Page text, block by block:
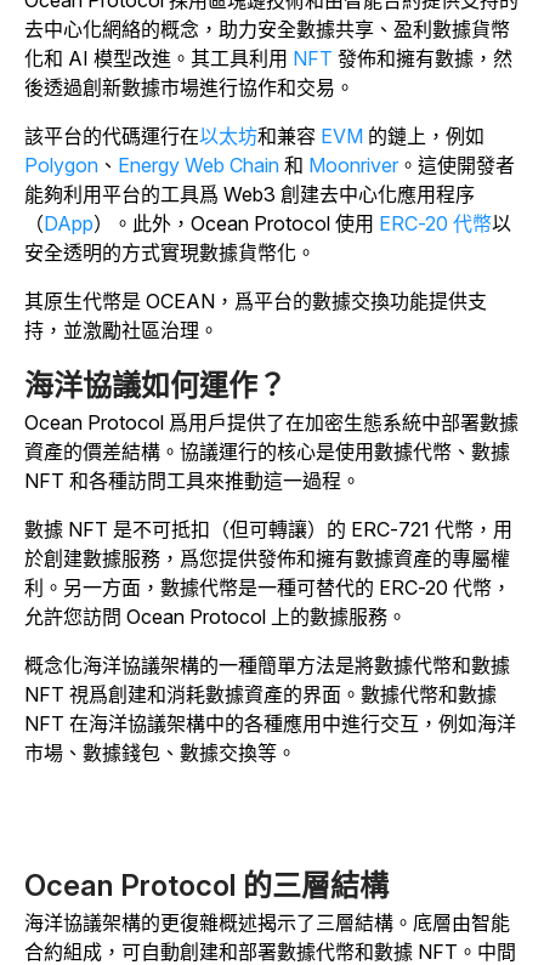
去中心化網絡的概念，助力安全數據共享、盈利數據貨幣
化和 AI 模型改進。 其工具利用 NFT 發佈和擁有數據，然
後透過創新數據市場進行協作和交易。
該平台的代碼運行在以太坊和兼容 EVM 的鏈上，例如
Polygon 、 Energy Web Chain 和 Moonriver 。這使開發者
能夠利用平台的工具爲 Web3 創建去中心化應用程序
（DApp）。此外，Ocean Protocol 使用 ERC-20 代幣以
安全透明的方式實現數據貨幣化。
其原生代幣是 OCEAN，爲平台的數據交換功能提供支
持，並激勵社區治理。
海洋協議如何運作？
Ocean Protocol 爲用戶提供了在加密生態系統中部署數據
資產的價差結構。協議運行的核心是使用數據代幣、數據
NFT 和各種訪問工具來推動這一過程。
數據 NFT 是不可抵扣（但可轉讓）的 ERC-721 代幣，用
於創建數據服務，爲您提供發佈和擁有數據資產的專屬權
利。另一方面，數據代幣是一種可替代的 ERC-20 代幣，
允許您訪問 Ocean Protocol 上的數據服務。
概念化海洋協議架構的一種簡單方法是將數據代幣和數據
NFT 視爲創建和消耗數據資產的界面。數據代幣和數據
NFT 在海洋協議架構中的各種應用中進行交互，例如海洋
市場、數據錢包、數據交換等。
Ocean Protocol 的三層結構
海洋協議架構的更復雜概述揭示了三層結構。底層由智能
合約組成，可自動創建和部署數據代幣和數據 NFT。中間